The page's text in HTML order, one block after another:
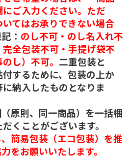
ご入力ください。ただ
てはお承りできない場合
記： のし不可・のし名入れ不
全包装不可・手提げ袋不
し）不可。 二重包装と
するために、包装の上か
納入したものとなりま
原則、同一商品）を一括梱
くことがございます。
簡易包装（エコ包装）を推
をお願いいたします。